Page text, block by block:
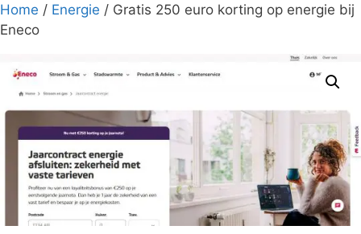
Home / Energie / Gratis 250 euro korting op energie bij
Eneco